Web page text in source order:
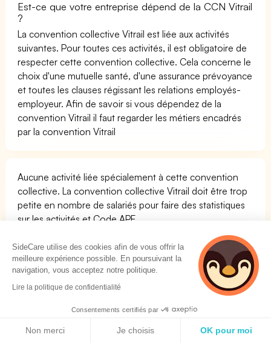
Est-ce que votre entreprise dépend de la CCN Vitrail
?
La convention collective Vitrail est liée aux activités
suivantes. Pour toutes ces activités, il est obligatoire de
respecter cette convention collective. Cela concerne le
choix d'une mutuelle santé, d'une assurance prévoyance
et toutes les clauses régissant les relations employés-
employeur. Afin de savoir si vous dépendez de la
convention Vitrail il faut regarder les métiers encadrés
par la convention Vitrail
Aucune activité liée spécialement à cette convention
collective. La convention collective Vitrail doit être trop
petite en nombre de salariés pour faire des statistiques
sur les activités et Code APE.
Attention, les conventions collectives sont actuellement
en cours de fusion sous la pression de l'État français afin
de réduire le nombre de celles-ci. La convention
collective Vitrail est susceptible d'être en cours de fusion
avec d'autres conventions collectives.
OPCO de la convention collective Vitrail
SideCare utilise des cookies afin de vous offrir la
meilleure expérience possible. En poursuivant la
navigation, vous acceptez notre politique.
Lire la politique de confidentialité
Consentements certifiés par
Non merci Je choisis OK pour moi